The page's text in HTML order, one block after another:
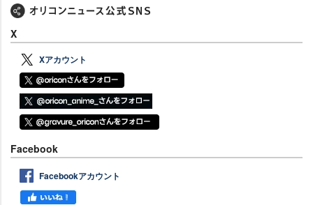
X
Xアカウント
Facebook
Facebookアカウント